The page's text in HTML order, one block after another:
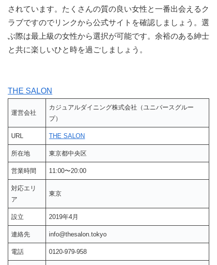
されています。たくさんの質の良い女性と一番出会えるク
ラブですのでリンクから公式サイトを確認しましょう。選
ぶ際は最上級の女性から選択が可能です。余裕のある紳士
と共に楽しいひと時を過ごしましょう。
THE SALON
運営会社
カジュアルダイニング株式会社（ユニバースグルー
プ）
URL THE SALON
所在地 東京都中央区
営業時間 11:00〜20:00
対応エリ
ア
東京
設立 2019年4月
連絡先 info@thesalon.tokyo
電話 0120-979-958